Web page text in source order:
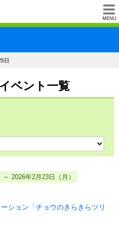
MENU
般財団法人石川
日
ベント一覧
2026年2月23日（月）
ション「チョウのきらきらツリ